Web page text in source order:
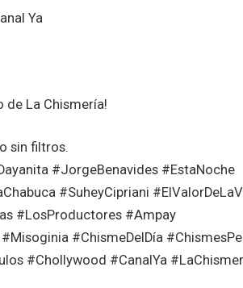
Ya
de La Chismería!
sin filtros.
#JorgeBenavides #EstaNoche
#SuheyCipriani
#LosProductores #Ampay
#ChismeDelDía
#Chollywood #CanalYa